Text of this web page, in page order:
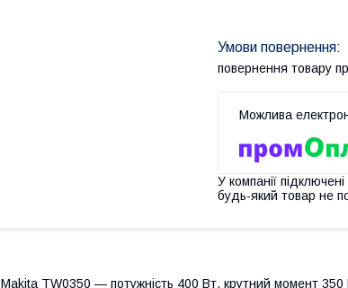
повернення товару
У компанії
будь-який товар не
Makita TW0350 — потужність 400 Вт, крутний момент